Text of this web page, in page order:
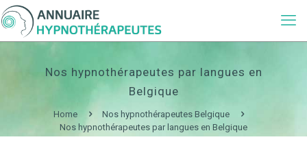
Nos hypnothérapeutes par langues en
Belgique
Home
Nos hypnothérapeutes Belgique
Nos hypnothérapeutes par langues en Belgique